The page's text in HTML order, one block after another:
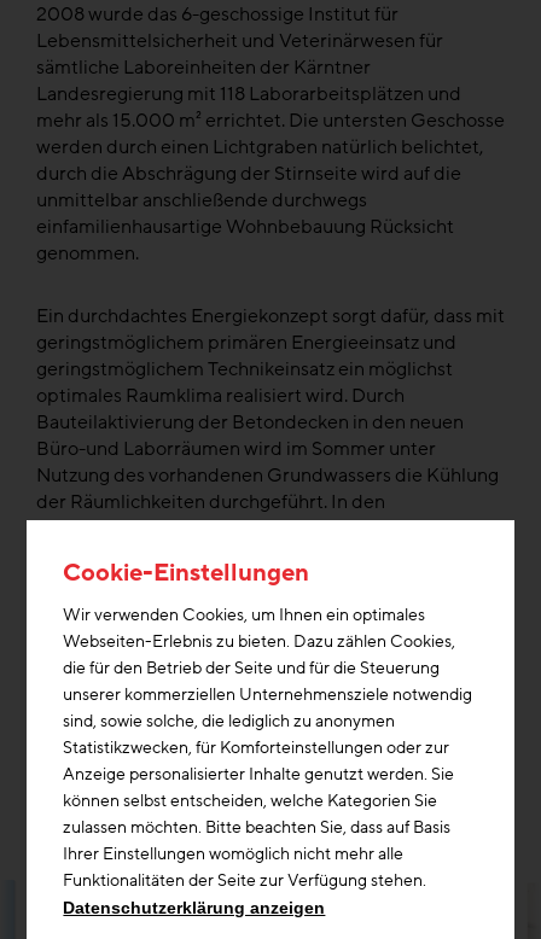
2008 wurde das 6-geschossige Institut für
Lebensmittelsicherheit und Veterinärwesen für
sämtliche Laboreinheiten der Kärntner
Landesregierung mit 118 Laborarbeitsplätzen und
mehr als 15.000 m² errichtet. Die untersten Geschosse
werden durch einen Lichtgraben natürlich belichtet,
durch die Abschrägung der Stirnseite wird auf die
unmittelbar anschließende durchwegs
einfamilienhausartige Wohnbebauung Rücksicht
genommen.
Ein durchdachtes Energiekonzept sorgt dafür, dass mit
geringstmöglichem primären Energieeinsatz und
geringstmöglichem Technikeinsatz ein möglichst
optimales Raumklima realisiert wird. Durch
Bauteilaktivierung der Betondecken in den neuen
Büro-und Laborräumen wird im Sommer unter
Nutzung des vorhandenen Grundwassers die Kühlung
der Räumlichkeiten durchgeführt. In den
Wintermonaten wird über das gleiche System die
werden zwei Drittel der notwendigen Heizleistung
über eine Grundwasserwärmepumpe abgedeckt. Die
notwendige verbleibende Heizleistung wird durch das
Fernwärmenetz der Stadt Klagenfurt abgedeckt. An
der Südseite des Instituts wurde eine rund 100 m²
große Photovoltaikanlage in das Fassadensystem
integriert. Der durch Sonnenkraft gewonnene Strom
wird in das Stromnetz des Energieversorgers
rückeingespeist.
Cookie-Einstellungen
Wir verwenden Cookies, um Ihnen ein optimales
Webseiten-Erlebnis zu bieten. Dazu zählen Cookies,
die für den Betrieb der Seite und für die Steuerung
unserer kommerziellen Unternehmensziele notwendig
sind, sowie solche, die lediglich zu anonymen
Statistikzwecken, für Komforteinstellungen oder zur
Anzeige personalisierter Inhalte genutzt werden. Sie
können selbst entscheiden, welche Kategorien Sie
zulassen möchten. Bitte beachten Sie, dass auf Basis
Ihrer Einstellungen womöglich nicht mehr alle
Funktionalitäten der Seite zur Verfügung stehen.
Datenschutzerklärung anzeigen